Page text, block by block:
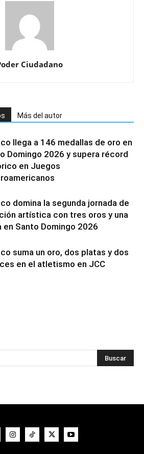
Ciudadano
Más del autor
llega a 146 medallas de oro en
Domingo 2026 y supera récord
en Juegos
domina la segunda jornada de
artística con tres oros y una
en Santo Domingo 2026
suma un oro, dos platas y dos
en el atletismo en JCC